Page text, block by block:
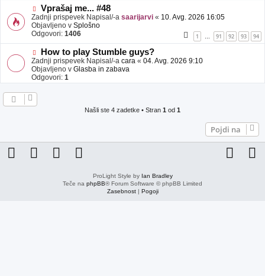
b
a
v
e
N
o
v
e
b
a
v
e
Vprašaj me... #48
Zadnji prispevek Napisal/-a saarijarvi « 10. Avg. 2026 16:05
Objavljeno v Splošno
Odgovori: 1406 1 91 92 93 94
N
o
v
e
o
How to play Stumble guys?
Zadnji prispevek Napisal/-a cara « 04. Avg. 2026 9:10
Objavljeno v Glasba in zabava
Odgovori: 1
Našli ste 4 zadetke • Stran 1 od 1
Pojdi na
ProLight Style by Ian Bradley
Teče na phpBB® Forum Software © phpBB Limited
Zasebnost| Pogoji